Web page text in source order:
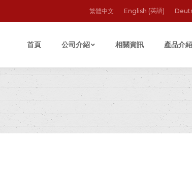
繁體中文 English (英語)
首頁 公司介紹 相關資訊 產品介紹